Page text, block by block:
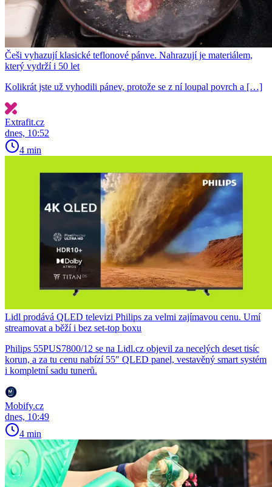
Češi vyhazují klasické teflonové pánve. Nahrazují je materiálem,
který vydrží i 50 let
Kolikrát jste už vyhodili pánev, protože se z ní loupal povrch a […]
Extrafit.cz
dnes, 10:52
4 min
Lidl prodává QLED televizi Philips za velmi zajímavou cenu. Umí
streamovat a běží i bez set-top boxu
Philips 55PUS7800/12 se na Lidl.cz objevil za necelých deset tisíc
korun, a za tu cenu nabízí 55″ QLED panel, vestavěný smart systém
i kompletní sadu tunerů.
Mobify.cz
dnes, 10:49
4 min